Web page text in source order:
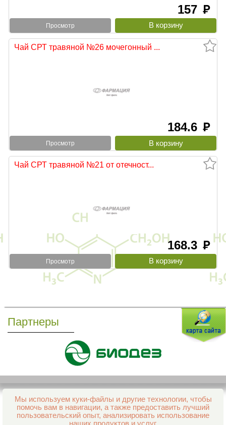
157 руб
Просмотр
Чай СРТ травяной №26 мочегонный ...
184.6 руб
Просмотр
Чай СРТ травяной №21 от отечност...
168.3 руб
Просмотр
Партнеры
Мы используем куки-файлы и другие технологии, чтобы
помочь вам в навигации, а также предоставить лучший
пользовательский опыт, анализировать использование
Все права защищены и охраняются законом
© 2013–2026 Интернет-аптека Фармация
support@aptekapenza.ru